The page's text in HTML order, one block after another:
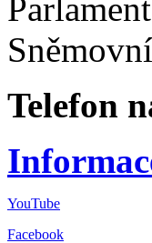
Telefon
YouTube
Facebook